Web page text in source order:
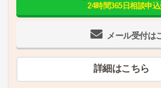
メール受付は
24時間365日相談申
詳細はこちら